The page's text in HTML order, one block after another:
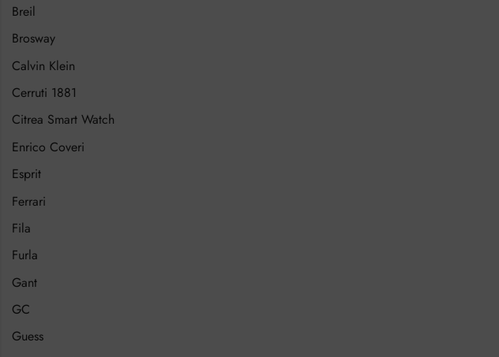
Breil
Brosway
Calvin Klein
Cerruti 1881
Citrea Smart Watch
Enrico Coveri
Esprit
Ferrari
Fila
Furla
Gant
GC
Guess